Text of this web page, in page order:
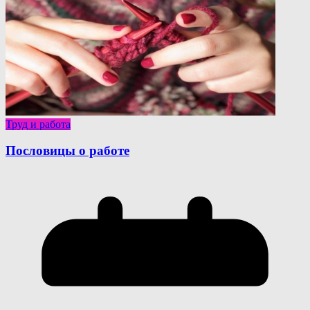
Труд и работа
Пословицы о работе